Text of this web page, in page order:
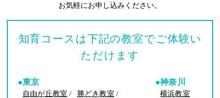
お気軽にお申し込みください。
知育コースは下記の教室でご体験い
ただけます
●東京
自由が丘教室 / 勝どき教室 /
●神奈川
横浜教室